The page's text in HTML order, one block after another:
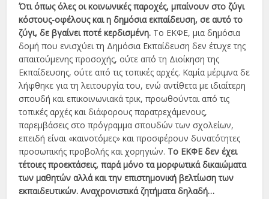
Ότι όπως όλες οι κοινωνικές παροχές, μπαίνουν στο ζύγι
κόστους-οφέλους και η δημόσια εκπαίδευση, σε αυτό το
ζύγι, δε βγαίνει ποτέ κερδισμένη. Το ΕΚΦΕ, μια δημόσια
δομή που ενισχύει τη Δημόσια Εκπαίδευση δεν έτυχε της
απαιτούμενης προσοχής, ούτε από τη Διοίκηση της
Εκπαίδευσης, ούτε από τις τοπικές αρχές. Καμία μέριμνα δε
λήφθηκε για τη λειτουργία του, ενώ αντίθετα με ιδιαίτερη
σπουδή και επικοινωνιακά τρικ, προωθούνται από τις
τοπικές αρχές και διάφορους παρατρεχάμενους,
παρεμβάσεις στο πρόγραμμα σπουδών των σχολείων,
επειδή είναι «καινοτόμες» και προσφέρουν δυνατότητες
προσωπικής προβολής και χορηγιών. Το ΕΚΦΕ δεν έχει
τέτοιες προεκτάσεις, παρά μόνο τα μορφωτικά δικαιώματα
των μαθητών αλλά και την επιστημονική βελτίωση των
εκπαιδευτικών. Αναχρονιστικά ζητήματα δηλαδή…